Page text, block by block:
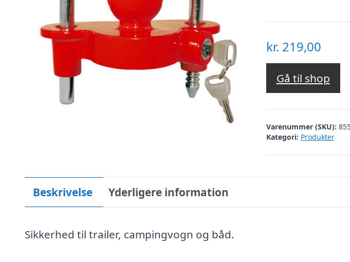
kr. 219,00
Gå til shop
Varenummer (SKU):
Kategori: Produkter
Beskrivelse Yderligere information
Sikkerhed til trailer, campingvogn og båd.